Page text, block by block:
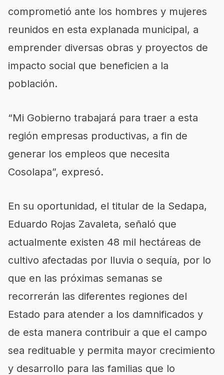
comprometió ante los hombres y mujeres
reunidos en esta explanada municipal, a
emprender diversas obras y proyectos de
impacto social que beneficien a la
población.
“Mi Gobierno trabajará para traer a esta
región empresas productivas, a fin de
generar los empleos que necesita
Cosolapa”, expresó.
En su oportunidad, el titular de la Sedapa,
Eduardo Rojas Zavaleta, señaló que
actualmente existen 48 mil hectáreas de
cultivo afectadas por lluvia o sequía, por lo
que en las próximas semanas se
recorrerán las diferentes regiones del
Estado para atender a los damnificados y
de esta manera contribuir a que el campo
sea redituable y permita mayor crecimiento
y desarrollo para las familias que lo